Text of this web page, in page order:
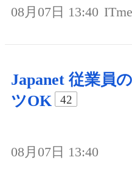
08月07日 13:40
Japanet 従業員
ツOK
42
08月07日 13:40